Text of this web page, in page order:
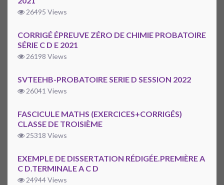
26495 Views
CORRIGÉ ÉPREUVE ZÉRO DE CHIMIE PROBATOIRE
SÉRIE C D E 2021
26198 Views
SVTEEHB-PROBATOIRE SERIE D SESSION 2022
26041 Views
FASCICULE MATHS (EXERCICES+CORRIGÉS)
CLASSE DE TROISIÈME
25318 Views
EXEMPLE DE DISSERTATION RÉDIGÉE.PREMIÈRE A
C D.TERMINALE A C D
24944 Views